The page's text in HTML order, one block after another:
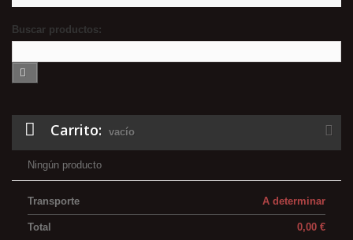
Buscar productos:
Carrito: vacío
Ningún producto
A determinar
Transporte
0,00 €
Total